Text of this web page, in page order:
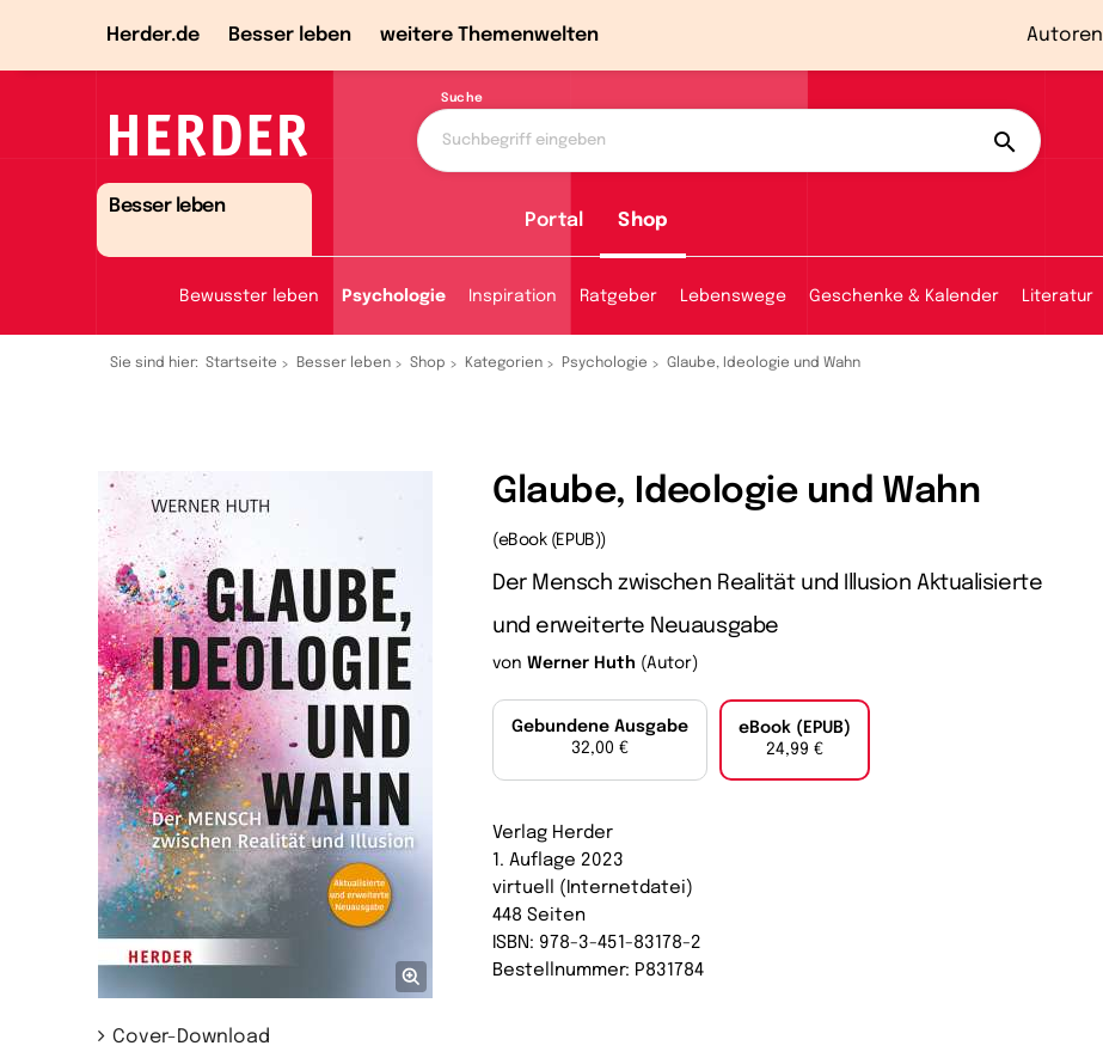
Herder.de Besser leben weitere Themenwelten Autoren
Suche
Besser leben
Portal Shop
Bewusster leben Psychologie Inspiration Ratgeber Lebenswege Geschenke & Kalender Literatur
Sie sind hier: Startseite Besser leben Shop Kategorien Psychologie Glaube, Ideologie und Wahn
Cover-Download
Glaube, Ideologie und Wahn
(eBook (EPUB))
Der Mensch zwischen Realität und Illusion Aktualisierte
und erweiterte Neuausgabe
von Werner Huth (Autor)
Gebundene Ausgabe
32,00 €
eBook (EPUB)
24,99 €
Verlag Herder
1. Auflage 2023
virtuell (Internetdatei)
448 Seiten
ISBN: 978-3-451-83178-2
Bestellnummer: P831784